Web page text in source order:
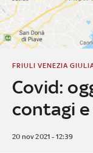
Covid:
contagi
FRIULI VENEZIA
20 nov 2021 - 12:39